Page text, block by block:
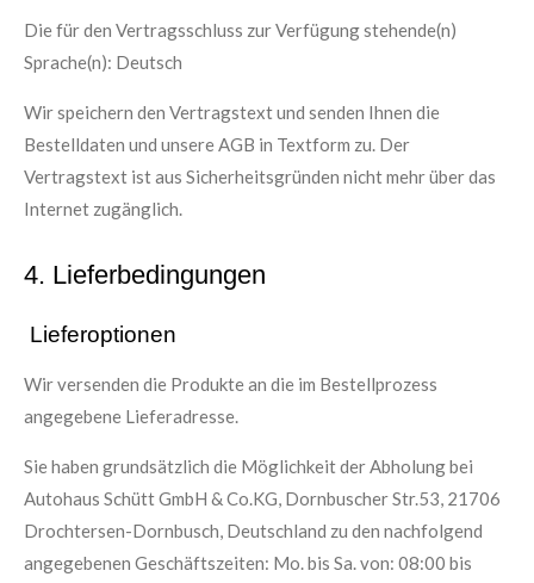
Die für den Vertragsschluss zur Verfügung stehende(n)
Sprache(n): Deutsch
Wir speichern den Vertragstext und senden Ihnen die
Bestelldaten und unsere AGB in Textform zu. Der
Vertragstext ist aus Sicherheitsgründen nicht mehr über das
Internet zugänglich.
4. Lieferbedingungen
Lieferoptionen
Wir versenden die Produkte an die im Bestellprozess
angegebene Lieferadresse.
Sie haben grundsätzlich die Möglichkeit der Abholung bei
Autohaus Schütt GmbH & Co.KG, Dornbuscher Str.53, 21706
Drochtersen-Dornbusch, Deutschland zu den nachfolgend
angegebenen Geschäftszeiten: Mo. bis Sa. von: 08:00 bis